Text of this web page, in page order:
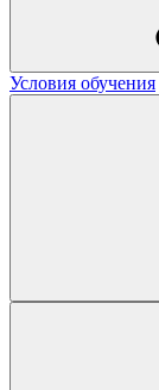
Условия обучения